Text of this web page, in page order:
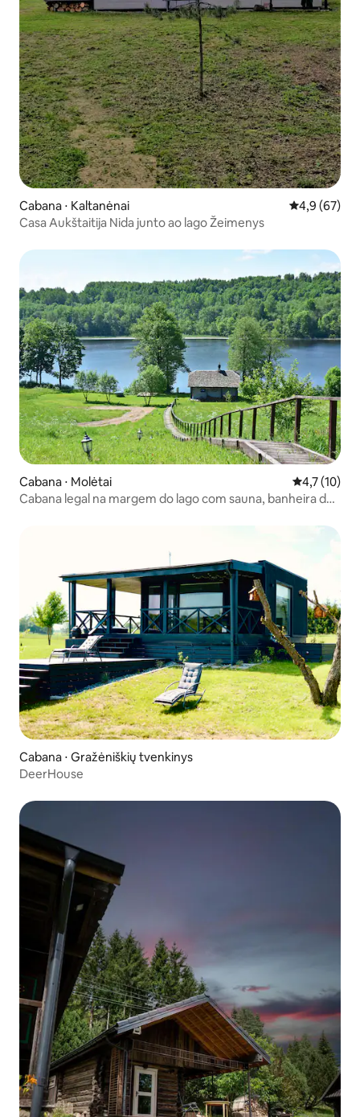
Cabana ⋅ Kaltanėnai 4,9 de uma
4,9 (67)
Casa Aukštaitija Nida junto ao lago Žeimenys
Cabana ⋅ Molėtai 4,7 de uma
4,7 (10)
Cabana legal na margem do lago com sauna, banheira de
Cabana ⋅ Gražėniškių tvenkinys
DeerHouse